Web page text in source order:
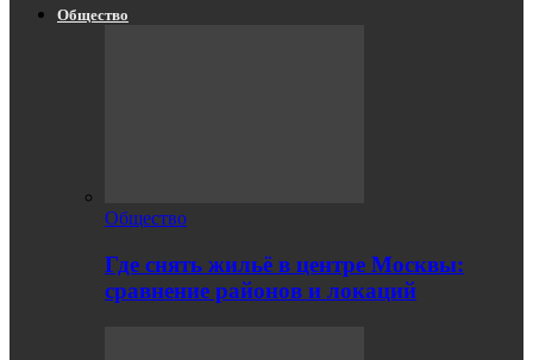
Общество
Общество
Где снять жильё в центре Москвы:
сравнение районов и локаций